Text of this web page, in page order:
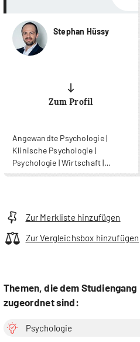
Stephan Hüssy
Zum Profil
Angewandte Psychologie |
Klinische Psychologie |
Psychologie | Wirtschaft |
Wirtschaftspsychologie
Zur Merkliste hinzufügen
Zur Vergleichsbox hinzufügen
Themen, die dem Studiengang
zugeordnet sind:
Psychologie